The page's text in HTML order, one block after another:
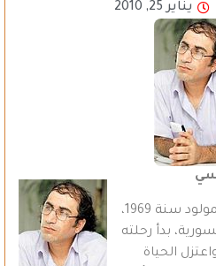
يناير 25, 2010
كمال نجم، الشَّاعرُ الكرديُّ، المولود سنة 1969،
بدأ رحلته
سياسي سنة 1989، واعتزل الحياة